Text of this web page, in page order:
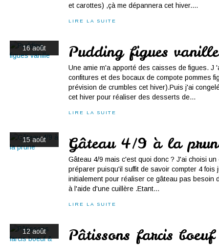
et carottes) ,çà me dépannera cet hiver....
LIRE LA SUITE
16 août Pudding figues vanille
Une amie m'a apporté des caisses de figues. J
confitures et des bocaux de compote pommes
prévision de crumbles cet hiver).Puis j'ai
cet hiver pour réaliser des desserts de...
LIRE LA SUITE
15 août Gâteau 4/9 à la
Gâteau 4/9 mais c'est quoi donc ? J'ai choisi
préparer puisqu'il suffit de savoir compter 4 fois
initialement pour réaliser ce gâteau pas besoin
à l'aide d'une cuillère .Etant...
LIRE LA SUITE
12 août Pâtissons farcis boeuf